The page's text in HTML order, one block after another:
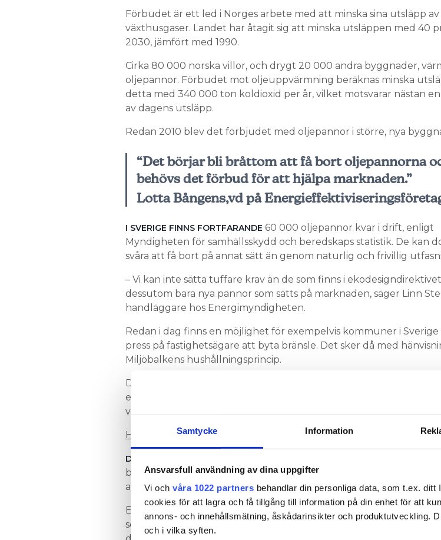
Samtycke Information
Ansvarsfull användning av dina uppgifter
Vi och våra 1022 partners behandlar din personliga data, som t.ex.
cookies för att lagra och få tillgång till information på din enhet för att
annons- och innehållsmätning, åskådarinsikter och produktutveckling.
och i vilka syften.
Förbudet är ett led i Norges arbete med att minska sina utsläpp av
växthusgaser. Landet har åtagit sig att minska utsläppen med 40
2030, jämfört med 1990.
Cirka 80 000 norska villor, och drygt 20 000 andra byggnader,
oljepannor. Förbudet mot oljeuppvärmning beräknas minska
detta med 340 000 ton koldioxid per år, vilket motsvarar nästan
av dagens utsläpp.
Redan 2010 blev det förbjudet med oljepannor i större, nya
“Det börjar bli bråttom att få bort oljepannorna
behövs det förbud för att hjälpa marknaden.”
Lotta Bångens,vd på
I SVERIGE FINNS FORTFARANDE 60 000 oljepannor kvar i drift, enligt
Myndigheten för samhällsskydd och beredskaps statistik. De kan
svåra att få bort på annat sätt än genom naturlig och frivillig
– Vi kan inte sätta tuffare krav än de som finns i
dessutom bara nya pannor som sätts på marknaden, säger Linn
handläggare hos Energimyndigheten.
Redan i dag finns en möjlighet för exempelvis kommuner i
press på fastighetsägare att byta bränsle. Det sker då med
Miljöbalkens hushållningsprincip.
Den innebär att alla som bedriver en verksamhet ska hushålla med
energi samt utnyttja möjligheter till återanvändning och
vägledande dom är den mot en företagare i Falun (se VVS Forum 2
Han tvingades byta sin oljepanna
DEN SVENSKA LAGSTIFTNINGEN
bestäms från fall till fall. Det kan leda till orättvisor, då olika
att hantera frågan på olika sätt.
Enligt Energimyndigheten är frågan med oljepannor inte lika akut
som i Norge. Medan de norska utsläppen ökat med tre procent